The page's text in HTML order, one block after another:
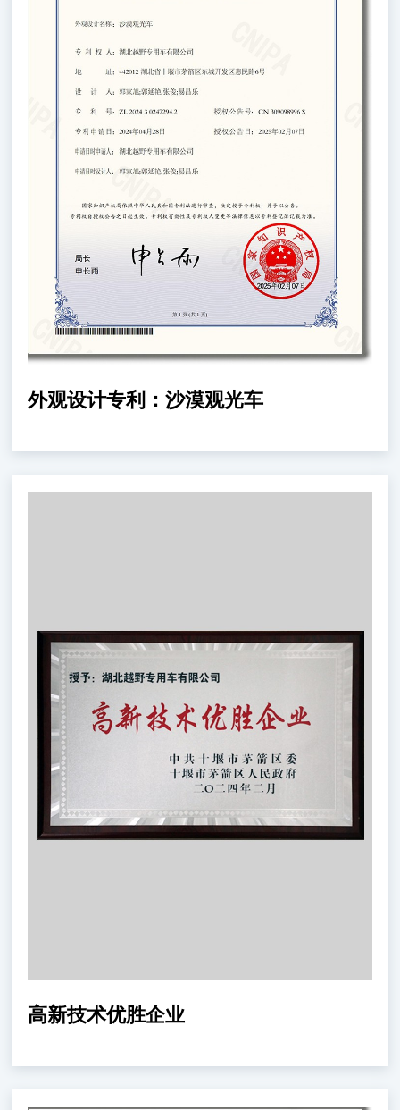
外观设计专利：沙漠观光车
高新技术优胜企业